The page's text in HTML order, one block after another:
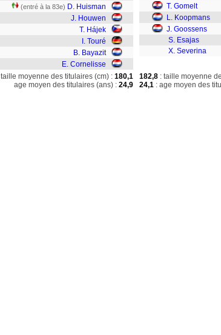
(entré à la 83e) D. Huisman
J. Houwen
T. Hájek
I. Touré
B. Bayazit
E. Cornelisse
T. Gomelt
L. Koopmans
J. Goossens
S. Esajas
X. Severina
taille moyenne des titulaires (cm) : 180,1
age moyen des titulaires (ans) : 24,9
182,8 : taille moyenne
24,1 : age moyen des